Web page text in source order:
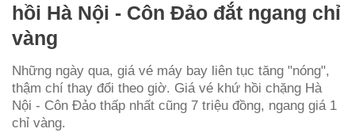
hồi Hà Nội - Côn Đảo đắt ngang chỉ
vàng
Những ngày qua, giá vé máy bay liên tục tăng "nóng",
thậm chí thay đổi theo giờ. Giá vé khứ hồi chặng Hà
Nội - Côn Đảo thấp nhất cũng 7 triệu đồng, ngang giá 1
chỉ vàng.